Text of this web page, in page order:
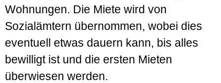
Wohnungen. Die Miete wird von
Sozialämtern übernommen, wobei dies
eventuell etwas dauern kann, bis alles
bewilligt ist und die ersten Mieten
überwiesen werden.